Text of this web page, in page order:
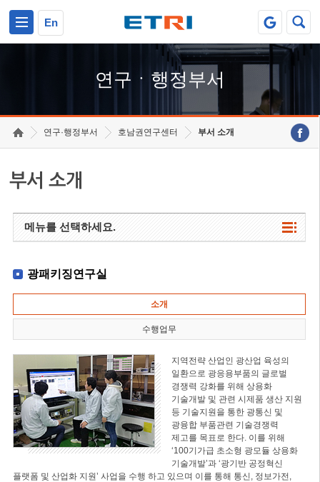
En
연구ㆍ행정부서
연구·행정부서 호남권연구센터 부서 소개
부서 소개
메뉴를 선택하세요.
광패키징연구실
소개
수행업무
지역전략 산업인 광산업 육성의
일환으로 광응용부품의 글로벌
경쟁력 강화를 위해 상용화
기술개발 및 관련 시제품 생산 지원
등 기술지원을 통한 광통신 및
광융합 부품관련 기술경쟁력
제고를 목표로 한다. 이를 위해
‘100기가급 초소형 광모듈 상용화
기술개발’과 ‘광기반 공정혁신
플랫폼 및 산업화 지원’ 사업을 수행 하고 있으며 이를 통해 통신, 정보가전,